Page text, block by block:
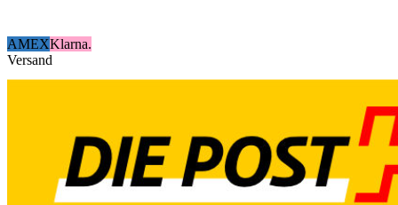
AMEXKlarna.
Versand